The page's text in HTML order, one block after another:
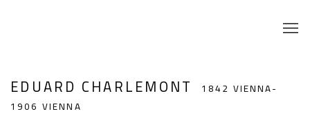
EDUARD CHARLEMONT
1842 VIENNA-
1906 VIENNA